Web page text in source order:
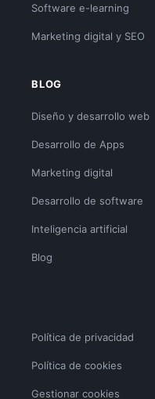
Software e-learning
Marketing digital y SEO
BLOG
Diseño y desarrollo web
Desarrollo de Apps
Marketing digital
Desarrollo de software
Inteligencia artificial
Blog
Política de privacidad
Política de cookies
Gestionar cookies